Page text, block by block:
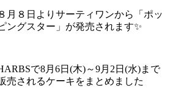
月８日よりサーティワンから「ポッ
ングスター」が発売されます✨
で8月6日(木)～9月2日(水)まで
売されるケーキをまとめました